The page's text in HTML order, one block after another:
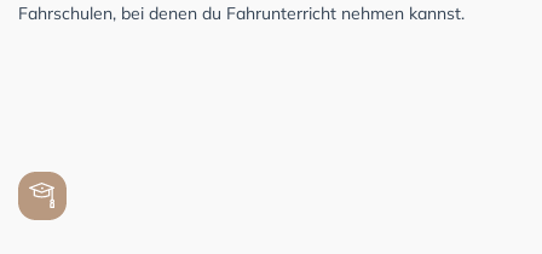
Fahrschulen, bei denen du Fahrunterricht nehmen kannst.